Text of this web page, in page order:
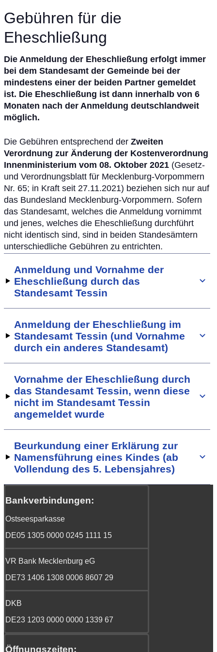
Gebühren für die
Eheschließung
Die Anmeldung der Eheschließung erfolgt immer
bei dem Standesamt der Gemeinde bei der
mindestens einer der beiden Partner gemeldet
ist. Die Eheschließung ist dann innerhalb von 6
Monaten nach der Anmeldung deutschlandweit
möglich.
Die Gebühren entsprechend der Zweiten
Verordnung zur Änderung der Kostenverordnung
Innenministerium vom 08. Oktober 2021 (Gesetz-
und Verordnungsblatt für Mecklenburg-Vorpommern
Nr. 65; in Kraft seit 27.11.2021) beziehen sich nur auf
das Bundesland Mecklenburg-Vorpommern. Sofern
das Standesamt, welches die Anmeldung vornimmt
und jenes, welches die Eheschließung durchführt
nicht identisch sind, sind in beiden Standesämtern
unterschiedliche Gebühren zu entrichten.
Anmeldung und Vornahme der
Eheschließung durch das
Standesamt Tessin
Anmeldung der Eheschließung im
Standesamt Tessin (und Vornahme
durch ein anderes Standesamt)
Vornahme der Eheschließung durch
das Standesamt Tessin, wenn diese
nicht im Standesamt Tessin
angemeldet wurde
Beurkundung einer Erklärung zur
Namensführung eines Kindes (ab
Vollendung des 5. Lebensjahres)
Bankverbindungen:
Ostseesparkasse
DE05 1305 0000 0245 1111 15
VR Bank Mecklenburg eG
DE73 1406 1308 0006 8607 29
DKB
DE23 1203 0000 0000 1339 67
Öffnungszeiten: